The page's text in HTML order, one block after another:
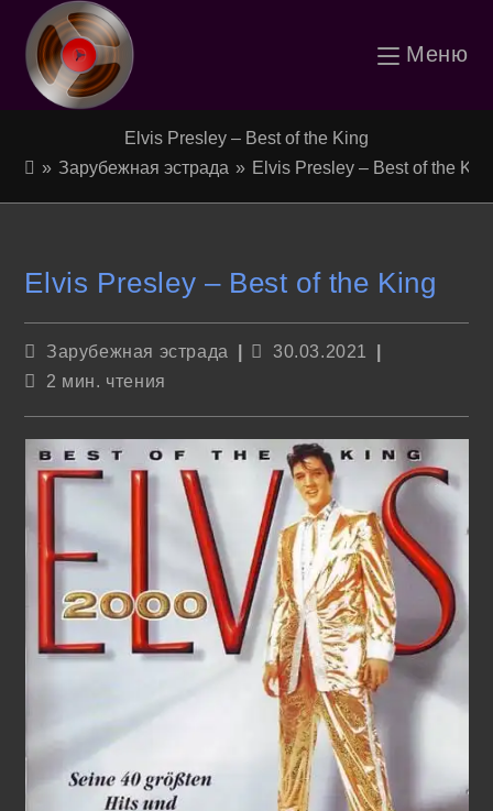
Перейти
содержимому
Меню
Elvis Presley – Best of the King
» Зарубежная эстрада » Elvis Presley – Best of the
Elvis Presley – Best of the King
Рубрика
Зарубежная эстрада
Запись
30.03.2021
Время2 мин. чтения